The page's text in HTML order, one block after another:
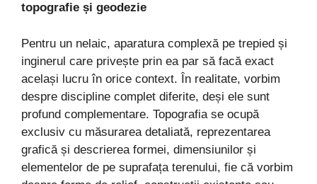
topografie și geodezie
Pentru un nelaic, aparatura complexă pe trepied și
inginerul care privește prin ea par să facă exact
același lucru în orice context. În realitate, vorbim
despre discipline complet diferite, deși ele sunt
profund complementare. Topografia se ocupă
exclusiv cu măsurarea detaliată, reprezentarea
grafică și descrierea formei, dimensiunilor și
elementelor de pe suprafața terenului, fie că vorbim